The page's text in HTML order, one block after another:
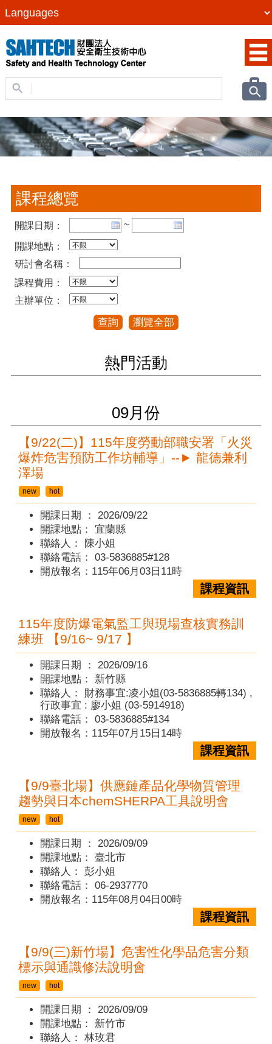
課程總覽
開課日期： ~
開課地點：
研討會名稱：
課程費用：
主辦單位：
查詢 瀏覽全部
熱門活動
09月份
【9/22(二)】115年度勞動部職安署「火災
爆炸危害預防工作坊輔導」--► 龍德兼利
澤場
new hot
開課日期 ： 2026/09/22
開課地點： 宜蘭縣
聯絡人： 陳小姐
聯絡電話：03-5836885#128
開放報名：115年06月03日11時
課程資訊
115年度防爆電氣監工與現場查核實務訓
練班 【9/16~ 9/17 】
開課日期 ： 2026/09/16
開課地點： 新竹縣
聯絡人： 財務事宜:凌小姐(03-5836885轉134) ,
行政事宜 : 廖小姐 (03-5914918)
聯絡電話：03-5836885#134
開放報名：115年07月15日14時
課程資訊
【9/9臺北場】供應鏈產品化學物質管理
趨勢與日本chemSHERPA工具說明會
new hot
開課日期 ： 2026/09/09
開課地點：臺北市
聯絡人：彭小姐
聯絡電話：06-2937770
開放報名：115年08月04日00時
課程資訊
【9/9(三)新竹場】危害性化學品危害分類
標示與通識修法說明會
new hot
開課日期 ： 2026/09/09
開課地點： 新竹市
聯絡人：林玫君